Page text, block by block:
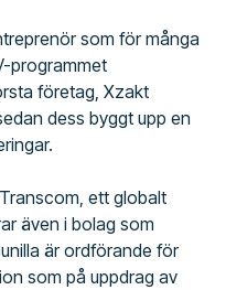
som för många
programmet
företag, Xzakt
dess byggt upp en
ett globalt
även i bolag som
är ordförande för
som på uppdrag av